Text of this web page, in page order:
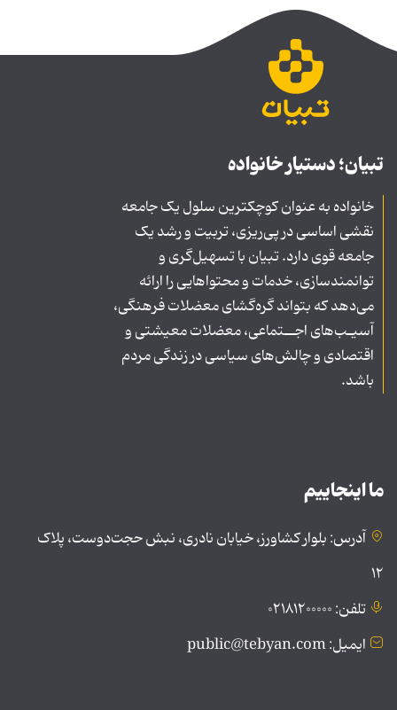
تبیان؛ دستیار خانواده
خانواده به عنوان کوچکترین سلول یک جامعه
نقشی اساسی در پی‌ریزی، تربیت و رشد یک
جامعه قوی دارد. تبیان با تسهیل‌گری و
توانمندسازی، خدمات و محتواهایی را ارائه
می‌دهد که بتواند گره‌گشای معضلات فرهنگی،
آسیـب‌های اجــتماعی، معضلات معیشتی و
اقتصادی و چالش‌های سیاسی در زندگی مردم
باشد.
ما اینجاییم
آدرس: بلوار کشاورز، خیابان نادری، نبش حجت‌دوست، پلاک
۱۲
تلفن: ۰۲۱۸۱۲۰۰۰۰۰
ایمیل: public@tebyan.com